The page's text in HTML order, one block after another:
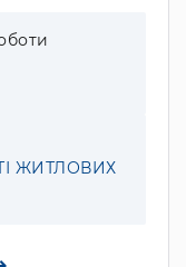
ЖИТЛОВИХ